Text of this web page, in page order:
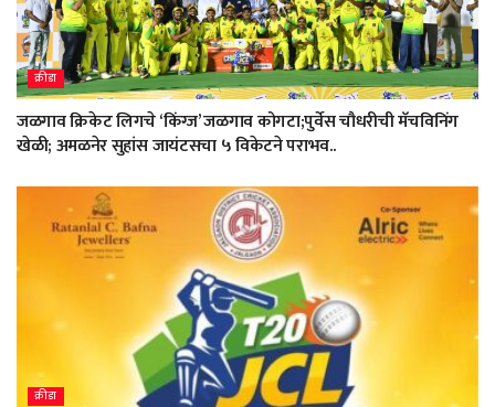
क्रीडा
जळगाव क्रिकेट लिगचे ‘किंग्ज’ जळगाव कोगटा;पुर्वेस चौधरीची मॅचविनिंग
खेळी; अमळनेर सुहांस जायंटसचा ५ विकेटने पराभव..
क्रीडा